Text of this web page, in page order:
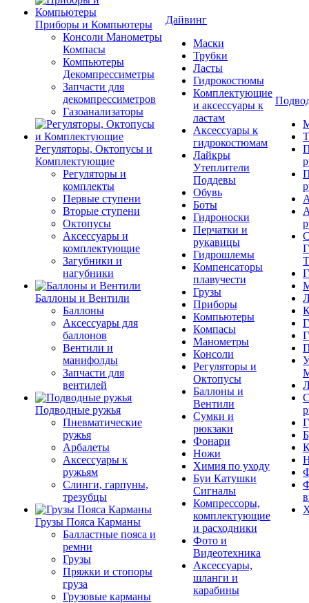
Приборы и Компьютеры
Консоли Манометры
Компасы
Компьютеры
Декомпрессиметры
Запчасти для
декомпрессиметров
Газоанализаторы
Регуляторы, Октопусы и
Комплектующие
Регуляторы и
комплекты
Первые ступени
Вторые ступени
Октопусы
Аксессуары и
комплектующие
Загубники и
нагубники
Баллоны и Вентили
Баллоны
Аксессуары для
баллонов
Вентили и
манифолды
Запчасти для
вентилей
Подводные ружья
Пневматические
ружья
Арбалеты
Аксессуары к
ружьям
Слинги, гарпуны,
трезубцы
Грузы Пояса Карманы
Балластные пояса и
ремни
Грузы
Пряжки и стопоры
груза
Грузовые карманы
Дайвинг
Маски
Трубки
Ласты
Гидрокостюмы
Комплектующие
и аксессуары к
ластам
Аксессуары к
гидрокостюмам
Лайкры
Утеплители
Поддевы
Обувь
Боты
Гидроноски
Перчатки и
рукавицы
Гидрошлемы
Компенсаторы
плавучести
Грузы
Приборы
Компьютеры
Компасы
Манометры
Консоли
Регуляторы и
Октопусы
Баллоны и
Вентили
Сумки и
рюкзаки
Фонари
Ножи
Химия по уходу
Буи Катушки
Сигналы
Компрессоры,
комплектующие
и расходники
Фото и
Видеотехника
Аксессуары,
шланги и
карабины